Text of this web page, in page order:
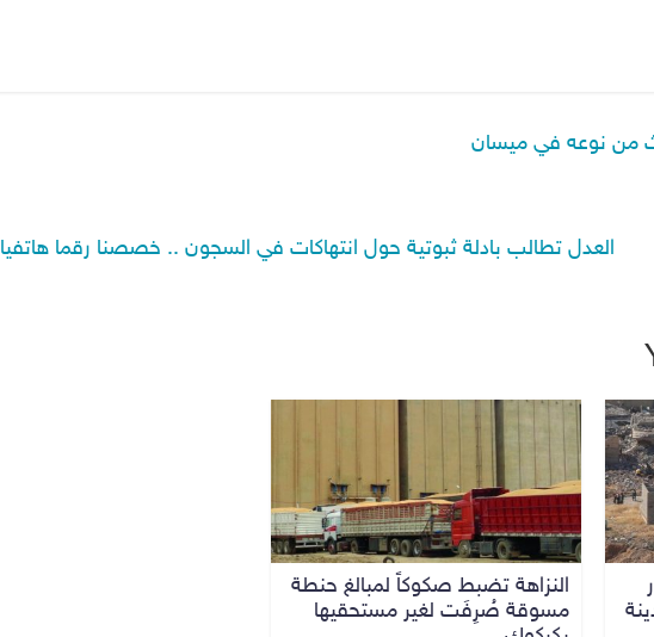
من نوعه في ميسان
العدل تطالب بادلة ثبوتية حول انتهاكات في السجون .. خصصنا رقما هاتفيا
النزاهة تضبط صكوكاً لمبالغ حنطة
مسوقة صُرِفَت لغير مستحقيها